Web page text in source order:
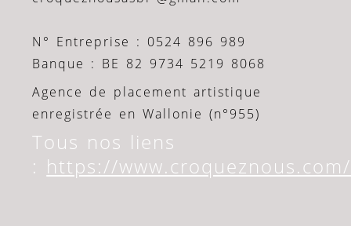
N° Entreprise : 0524 896 989
Banque : BE 82 9734 5219 8068
Agence de placement artistique
enregistrée en Wallonie (n°955)
Tous nos liens
: https://